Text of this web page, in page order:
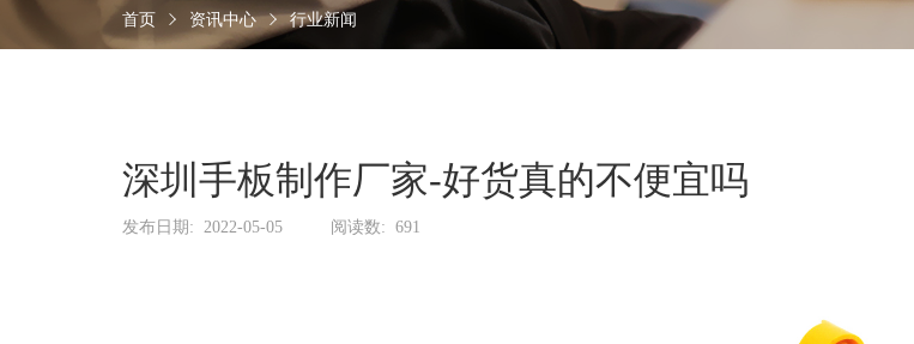
首页 资讯中心 行业新闻
深圳手板制作厂家-好货真的不便宜吗
发布日期: 2022-05-05 阅读数: 691
施